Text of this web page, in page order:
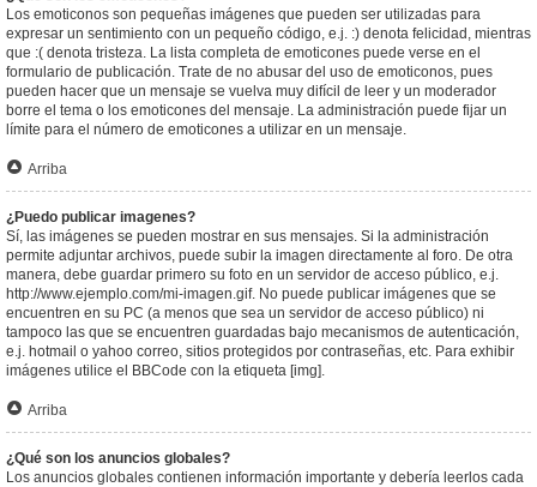
Los emoticonos son pequeñas imágenes que pueden ser utilizadas para
expresar un sentimiento con un pequeño código, e.j. :) denota felicidad, mientras
que :( denota tristeza. La lista completa de emoticones puede verse en el
formulario de publicación. Trate de no abusar del uso de emoticonos, pues
pueden hacer que un mensaje se vuelva muy difícil de leer y un moderador
borre el tema o los emoticones del mensaje. La administración puede fijar un
límite para el número de emoticones a utilizar en un mensaje.
Arriba
¿Puedo publicar imagenes?
Sí, las imágenes se pueden mostrar en sus mensajes. Si la administración
permite adjuntar archivos, puede subir la imagen directamente al foro. De otra
manera, debe guardar primero su foto en un servidor de acceso público, e.j.
http://www.ejemplo.com/mi-imagen.gif. No puede publicar imágenes que se
encuentren en su PC (a menos que sea un servidor de acceso público) ni
tampoco las que se encuentren guardadas bajo mecanismos de autenticación,
e.j. hotmail o yahoo correo, sitios protegidos por contraseñas, etc. Para exhibir
imágenes utilice el BBCode con la etiqueta [img].
Arriba
¿Qué son los anuncios globales?
Los anuncios globales contienen información importante y debería leerlos cada